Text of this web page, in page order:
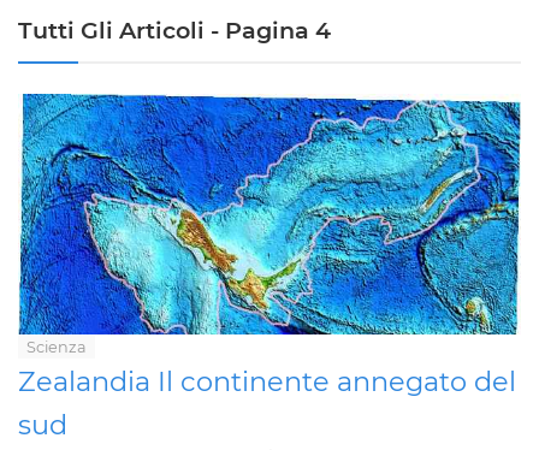
Tutti Gli Articoli - Pagina 4
Scienza
Zealandia Il continente annegato del
sud